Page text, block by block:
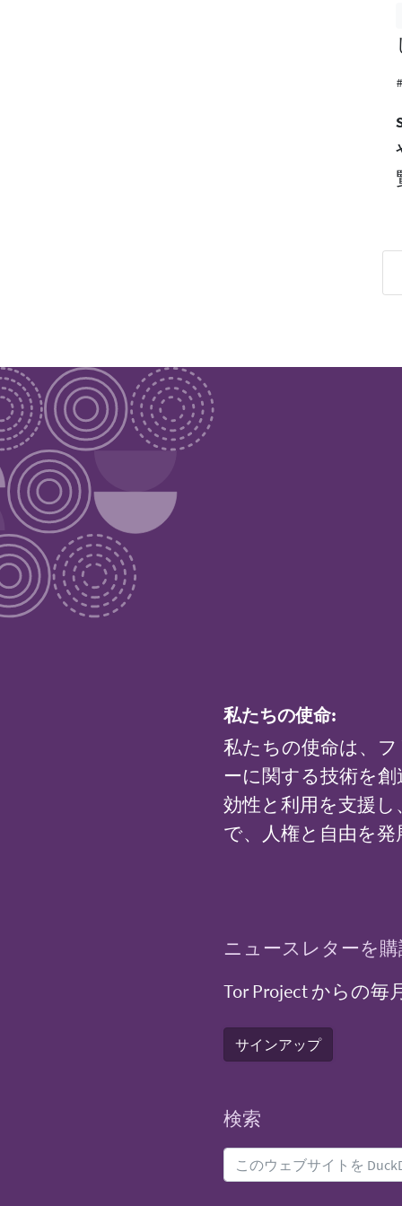
私たちの使命:
私たちの使命は、
ーに関する技術を
効性と利用を支援
で、人権と自由を
ニュースレターを
Tor Project からの
サインアップ
検索